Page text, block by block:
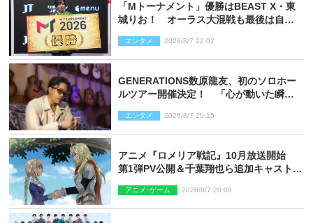
「Mトーナメント」優勝はBEAST X・東
城りお！ オーラス大混戦も最後は自ら
エンタメ 2026/8/7 22:02
GENERATIONS数原龍友、初のソロホー
ルツアー開催決定！ 「心が動いた瞬間
エンタメ 2026/8/7 20:15
アニメ『ロメリア戦記』10月放送開始
第1弾PV公開＆千葉翔也ら追加キャスト4
アニメ･ゲーム 2026/8/7 20:00